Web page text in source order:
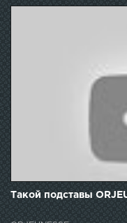
Такой подставы